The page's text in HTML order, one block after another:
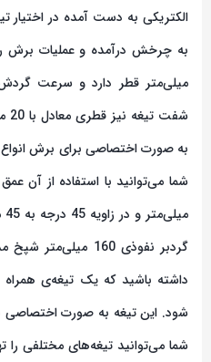
الکتریکی به دست آمده در اختیار
شفت
به صورت اختصاصی برای برش
شود. این تیغه به صورت اختصاصی
شما می‌توانید تیغه‌های مختلفی را